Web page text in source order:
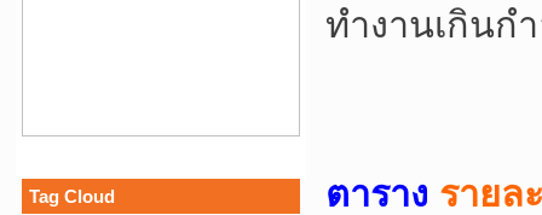
Tag Cloud
ทำงานเกินก
ตาราง รายล